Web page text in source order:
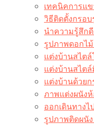
เทคนิคการแ
วิธีติดตั้งกรอ
นำความรู้สึก
รูปภาพดอกไ
แต่งบ้านสไตล์
แต่งบ้านสไต
แต่งบ้านด้วย
ภาพแต่งผนังห้
ออกเดินทางไ
รูปภาพติดผนั